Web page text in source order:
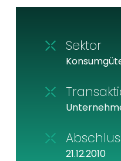
Sektor
21.12.2010